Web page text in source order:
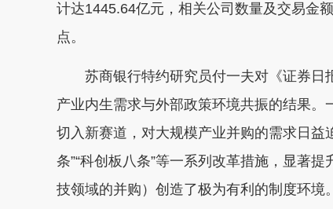
计达1445.64亿元，相关公司数量及交易金
点。
苏商银行特约研究员付一夫对《证券日
产业内生需求与外部政策环境共振的结果
切入新赛道，对大规模产业并购的需求日益
条”“科创板八条”等一系列改革措施，显著
技领域的并购）创造了极为有利的制度环境。